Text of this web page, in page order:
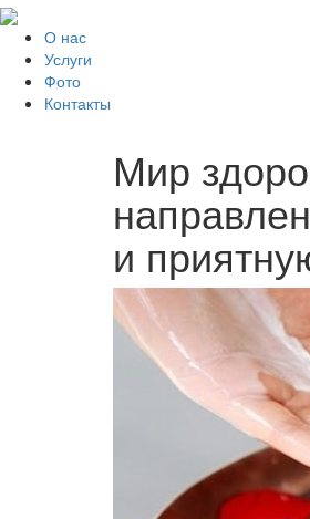
О нас
Услуги
Фото
Контакты
Мир
и